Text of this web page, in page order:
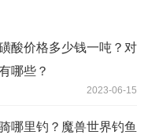
酸价格多少钱一吨？对
哪些？
2023-06-15
哪里钓？魔兽世界钓鱼